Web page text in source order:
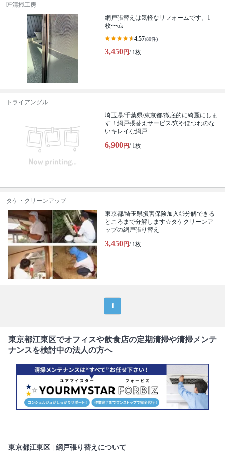
匠清掃工房
網戸張替えは気軽なリフォームです。1
枚〜ok
4.57(80件)
3,450円/ 1枚
トライアングル
埼玉県/千葉県/東京都/徹底的に綺麗にしま
す！網戸張替えサービス/穴やほつれのな
いキレイな網戸
6,900円/ 1枚
タケ・クリーンアップ
東京都/埼玉県損害保険加入◎分解できる
ところまで分解します☆タケクリーンア
ップの網戸張り替え
3,450円/ 1枚
1
東京都江東区でオフィスや飲食店の定期清掃や清掃メンテ
ナンスを検討中の法人の方へ
東京都江東区 | 網戸張り替えについて